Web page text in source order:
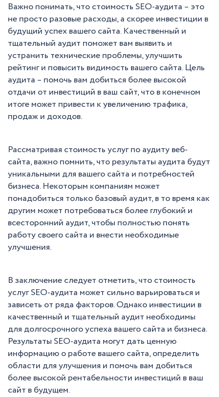
Важно понимать, что стоимость SEO-аудита – это
не просто разовые расходы, а скорее инвестиции в
будущий успех вашего сайта. Качественный и
тщательный аудит поможет вам выявить и
устранить технические проблемы, улучшить
рейтинг и повысить видимость вашего сайта. Цель
аудита – помочь вам добиться более высокой
отдачи от инвестиций в ваш сайт, что в конечном
итоге может привести к увеличению трафика,
продаж и доходов.
Рассматривая стоимость услуг по аудиту веб-
сайта, важно помнить, что результаты аудита будут
уникальными для вашего сайта и потребностей
бизнеса. Некоторым компаниям может
понадобиться только базовый аудит, в то время как
другим может потребоваться более глубокий и
всесторонний аудит, чтобы полностью понять
работу своего сайта и внести необходимые
улучшения.
В заключение следует отметить, что стоимость
услуг SEO-аудита может сильно варьироваться и
зависеть от ряда факторов. Однако инвестиции в
качественный и тщательный аудит необходимы
для долгосрочного успеха вашего сайта и бизнеса.
Результаты SEO-аудита могут дать ценную
информацию о работе вашего сайта, определить
области для улучшения и помочь вам добиться
более высокой рентабельности инвестиций в ваш
сайт в будущем.